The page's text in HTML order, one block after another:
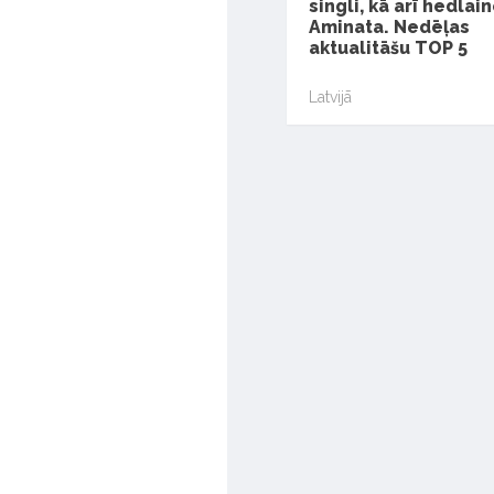
singli, kā arī
Aminata. Nedēļas
aktualitāšu TOP 5
Latvijā